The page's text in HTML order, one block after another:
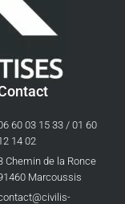
60 03 15 33 / 01 60
14 02
Chemin de la Ronce
Marcoussis